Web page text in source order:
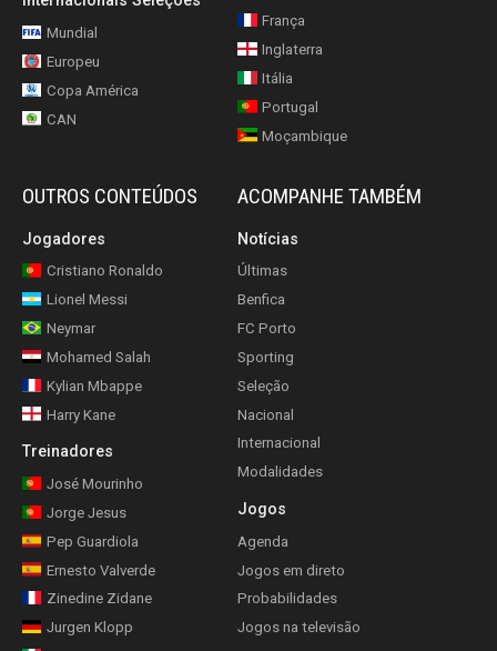
Mundial
Europeu
Copa América
CAN
França
Inglaterra
Itália
Portugal
Moçambique
OUTROS CONTEÚDOS
Jogadores
Cristiano Ronaldo
Lionel Messi
Neymar
Mohamed Salah
Kylian Mbappe
Harry Kane
Treinadores
José Mourinho
Jorge Jesus
Pep Guardiola
Ernesto Valverde
Zinedine Zidane
Jurgen Klopp
ACOMPANHE TAMBÉM
Notícias
Últimas
Benfica
FC Porto
Sporting
Seleção
Nacional
Internacional
Modalidades
Jogos
Agenda
Jogos em direto
Probabilidades
Jogos na televisão